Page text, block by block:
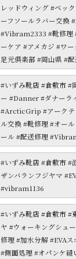
レッドウィング #ベッ
ーフソールラバー交換
#Vibram2333 #靴修理
ーケア #アメカジ #ワ
足元倶楽部 #岡山県 #
#いずみ靴店 #倉敷市 #
ー #Danner #ダナーラ
#ArcticGrip #アークテ
ル交換 #靴修理 #オー
ール #配送修理
#いずみ靴店 #倉敷市
ザンバランフジヤマ
#vibram1136
#いずみ靴店 #倉敷市 #
ヤ #ウォーキングシュ
修理 #加水分解 #EVA
#側面処理 #オパンケ縫